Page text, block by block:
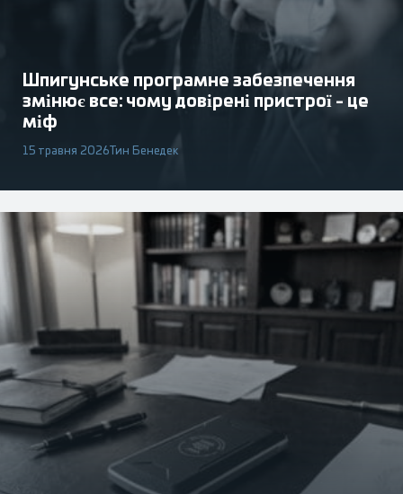
Шпигунське програмне забезпечення
змінює все: чому довірені пристрої - це
міф
15 травня 2026Тин Бенедек